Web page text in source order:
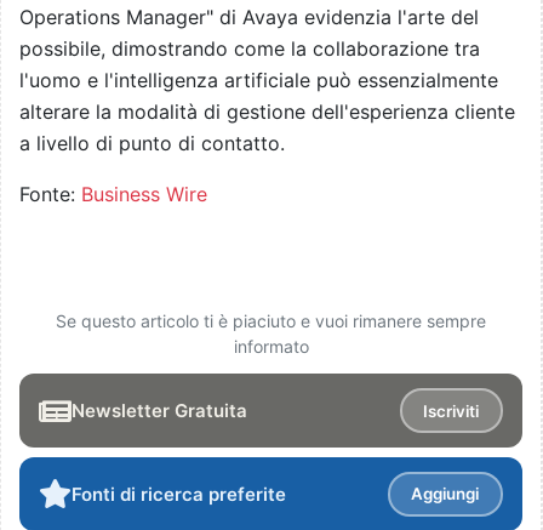
Operations Manager" di Avaya evidenzia l'arte del
possibile, dimostrando come la collaborazione tra
l'uomo e l'intelligenza artificiale può essenzialmente
alterare la modalità di gestione dell'esperienza cliente
a livello di punto di contatto.
Fonte: Business Wire
Se questo articolo ti è piaciuto e vuoi rimanere sempre
informato
Newsletter Gratuita Iscriviti
Fonti di ricerca preferite Aggiungi